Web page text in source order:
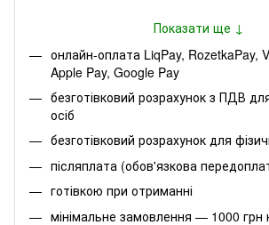
Показати ще ↓
онлайн-оплата LiqPay, RozetkaPay,
Apple Pay, Google Pay
безготівковий розрахунок з ПДВ
осіб
безготівковий розрахунок для
післяплата (обов'язкова
готівкою при отриманні
мінімальне замовлення — 1000 грн